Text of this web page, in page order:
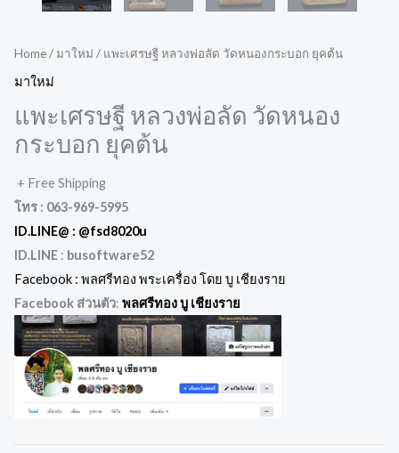
Home/ มาใหม่ / แพะเศรษฐี หลวงพ่อลัด วัดหนองกระบอก ยุคต้น
มาใหม่
แพะเศรษฐี หลวงพ่อลัด วัดหนอง
กระบอก ยุคต้น
+ Free Shipping
โทร : 063-969-5995
ID.LINE@ : @fsd8020u
ID.LINE : busoftware52
Facebook : พลศรีทอง พระเครื่อง โดย บู เชียงราย
Facebook ส่วนตัว: พลศรีทอง บู เชียงราย